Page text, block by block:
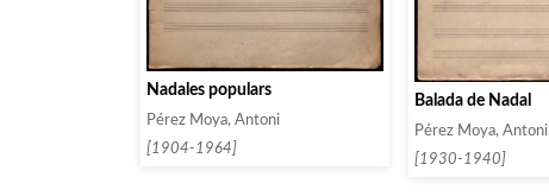
Nadales populars
Pérez Moya, Antoni
[1904-1964]
Balada de Nadal
Pérez Moya, Antoni
[1930-1940]